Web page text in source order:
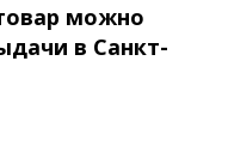
₽
можно
в Санкт-